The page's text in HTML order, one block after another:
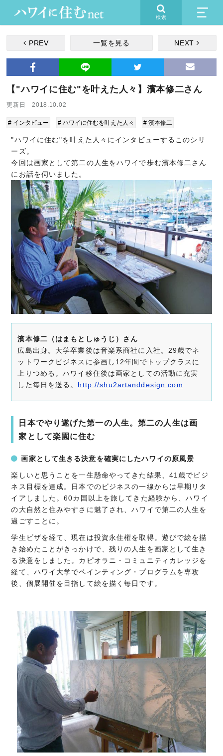
検索
PREV 一覧を見る NEXT
【"ハワイに住む"を叶えた人々】濱本修二さん
更新日 2018.10.02
# インタビュー # ハワイに住むを叶えた人々 # 濱本修二
"ハワイに住む"を叶えた人々にインタビューするこのシリ
ーズ。
今回は画家として第二の人生をハワイで歩む濱本修二さん
にお話を伺いました。
濱本修二（はまもとしゅうじ）さん
広島出身。大学卒業後は音楽系商社に入社。29歳でネ
ットワークビジネスに参画し12年間でトップクラスに
上りつめる。ハワイ移住後は画家としての活動に充実
した毎日を送る。 http://shu2artanddesign.com
日本でやり遂げた第一の人生。第二の人生は画
家として楽園に住む
画家として生きる決意を確実にしたハワイの原風景
楽しいと思うことを一生懸命やってきた結果、41歳でビジ
ネス目標を達成。日本でのビジネスの一線からは早期リタ
イアしました。60カ国以上を旅してきた経験から、ハワイ
の大自然と住みやすさに魅了され、ハワイで第二の人生を
過ごすことに。
学生ビザを経て、現在は投資永住権を取得。遊びで絵を描
き始めたことがきっかけで、残りの人生を画家として生き
る決意をしました。カピオラニ・コミュニティカレッジを
経て、ハワイ大学でペインティング・プログラムを専攻
後、個展開催を目指して絵を描く毎日です。